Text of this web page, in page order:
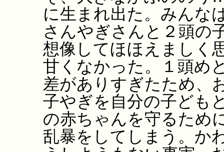
に生まれ出た。みんな
さんやぎさんと２頭の
想像してほほえましく
甘くなかった。１頭め
差がありすぎたため、
子やぎを自分の子ども
の赤ちゃんを守るため
乱暴をしてしまう。か